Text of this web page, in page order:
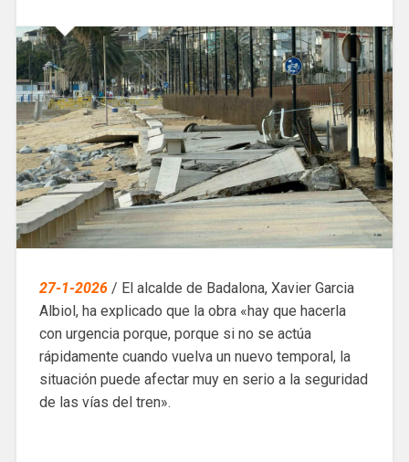
27-1-2026/ El alcalde de Badalona, Xavier Garcia
Albiol, ha explicado que la obra «hay que hacerla
con urgencia porque, porque si no se actúa
rápidamente cuando vuelva un nuevo temporal, la
situación puede afectar muy en serio a la seguridad
de las vías del tren».